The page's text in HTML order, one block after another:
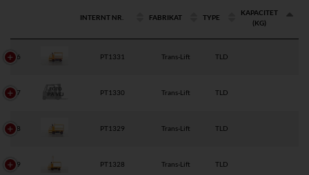
INTERNT NR. FABRIKAT TYPE
KAPACITET
(KG)
6 PT1331 Trans-Lift TLD
7 PT1330 Trans-Lift TLD
8 PT1329 Trans-Lift TLD
9 PT1328 Trans-Lift TLD